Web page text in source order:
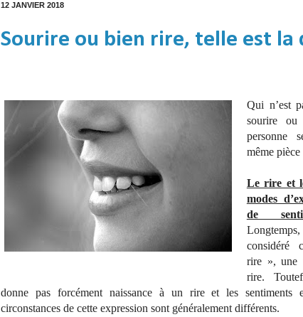
12 JANVIER 2018
Sourire ou bien rire, telle est la
Qui n’est
sourire
personne
même pièce
Le rire et
modes
de
considéré
rire », une
rire.
donne pas forcément naissance à un rire et les sentiments
circonstances de cette expression sont généralement différents.